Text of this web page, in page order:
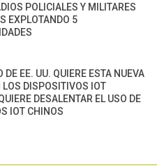
POLICIALES Y MILITARES
EXPLOTANDO 5
DE EE. UU. QUIERE ESTA NUEVA
LOS DISPOSITIVOS IOT
DESALENTAR EL USO DE
IOT CHINOS